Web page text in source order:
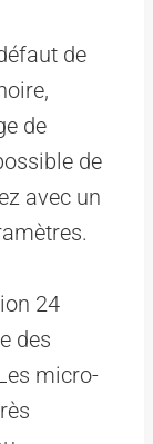
de
de
de
avec un
24
des
micro-